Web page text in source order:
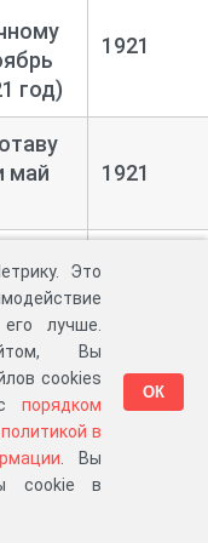
год)
1921
май
1921
Это
лучше.
Вы
cookies
порядком
политикой в
. Вы
cookie в
ОК